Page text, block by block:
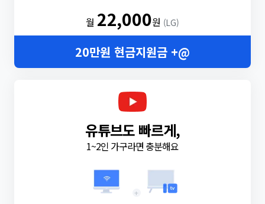
월 22,000원 (LG)
20만원 현금지원금 +@
유튜브도 빠르게,
1~2인 가구라면 충분해요
+